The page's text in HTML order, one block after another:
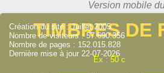
TIMBRES DE
Ex : 50 c
Création du site : Juillet 2005
Nombre de visiteurs : 57.690.356
Nombre de pages : 152.015.828
Dernière mise à jour 22-07-2026